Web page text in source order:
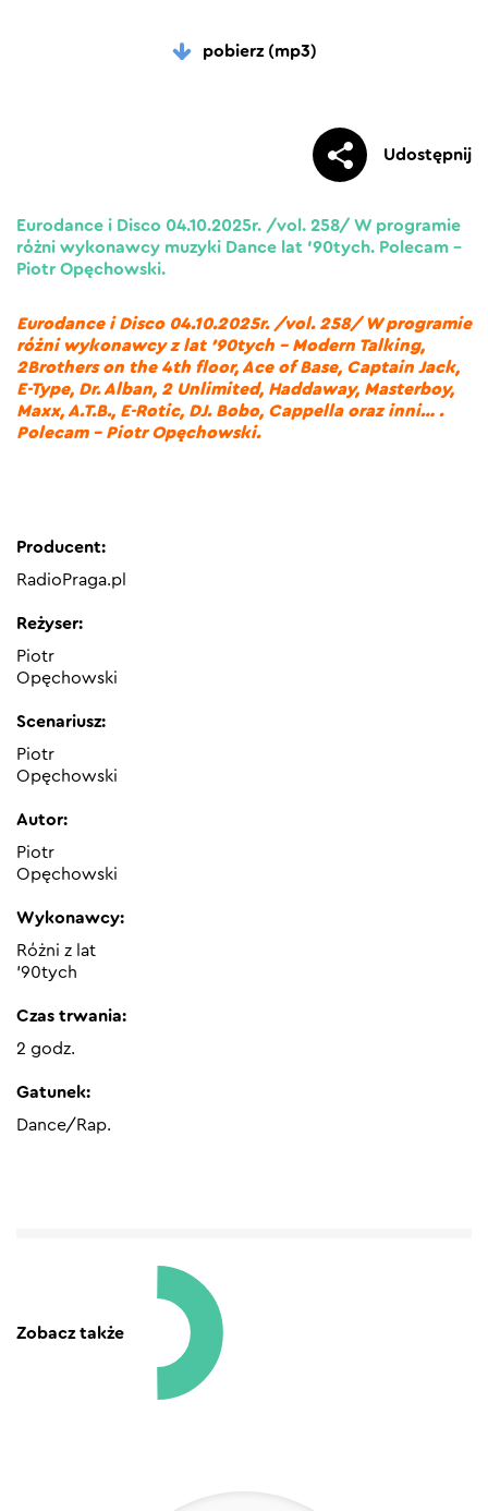
pobierz (mp3)
Udostępnij
Eurodance i Disco 04.10.2025r. /vol. 258/ W programie
różni wykonawcy muzyki Dance lat ’90tych. Polecam –
Piotr Opęchowski.
Eurodance i Disco 04.10.2025r. /vol. 258/ W programie
różni wykonawcy z lat ’90tych – Modern Talking,
2Brothers on the 4th floor, Ace of Base, Captain Jack,
E-Type, Dr. Alban, 2 Unlimited, Haddaway, Masterboy,
Maxx, A.T.B., E-Rotic, DJ. Bobo, Cappella oraz inni… .
Polecam – Piotr Opęchowski.
Producent:
RadioPraga.pl
Reżyser:
Piotr
Opęchowski
Scenariusz:
Piotr
Opęchowski
Autor:
Piotr
Opęchowski
Wykonawcy:
Różni z lat
'90tych
Czas trwania:
2 godz.
Gatunek:
Dance/Rap.
Zobacz także